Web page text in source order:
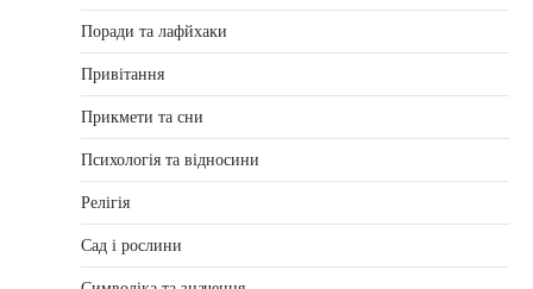
Поради та лафйхаки
Привітання
Прикмети та сни
Психологія та відносини
Релігія
Сад і рослини